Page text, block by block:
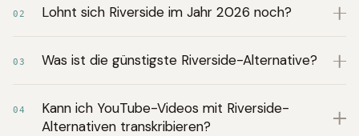
02 Lohnt sich Riverside im Jahr 2026 noch?
03 Was ist die günstigste Riverside-Alternative?
04
Kann ich YouTube-Videos mit Riverside-
Alternativen transkribieren?